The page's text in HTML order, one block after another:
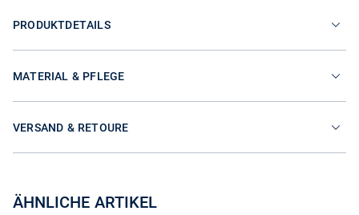
PRODUKTDETAILS
MATERIAL & PFLEGE
VERSAND & RETOURE
ÄHNLICHE ARTIKEL